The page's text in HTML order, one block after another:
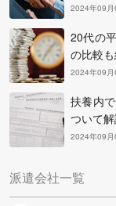
2024年09月
20代の
の比較
2024年09月
扶養内
ついて解
2024年09月
派遣会社一覧